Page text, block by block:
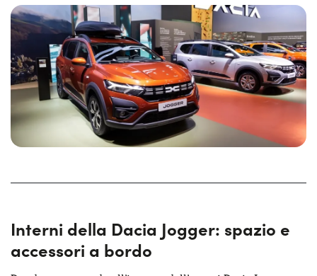
barre sul tetto che ne sottolineano la versatilità. L’altezza
da terra è di 200 mm, un valore che permette alla vettura
di affrontare anchepercorsi accidentati con facilità. La
Dacia Jogger ha, complessivamente, un design pratico e
funzionale, ideale per chi ricerca un’auto in grado di
soddisfare ogni esigenza. Proprio per questo potrebbe
essere la scelta giusta per le famiglie che ricercano un’auto
versatile e comoda.
Interni della Dacia Jogger: spazio e
accessori a bordo